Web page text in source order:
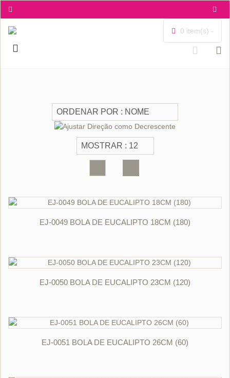
0 item(s) -
EJ-0049 BOLA DE EUCALIPTO 18CM (180)
EJ-0050 BOLA DE EUCALIPTO 23CM (120)
EJ-0051 BOLA DE EUCALIPTO 26CM (60)